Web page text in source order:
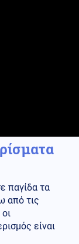
παγίδα τα
από τις
είναι